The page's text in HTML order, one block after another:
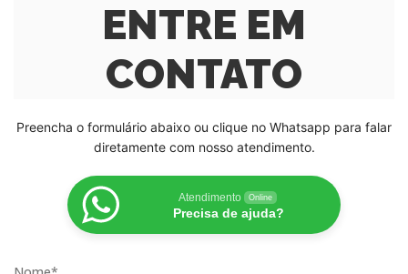
ENTRE EM
CONTATO
Preencha o formulário abaixo ou clique no Whatsapp para falar
diretamente com nosso atendimento.
Atendimento Online
Precisa de ajuda?